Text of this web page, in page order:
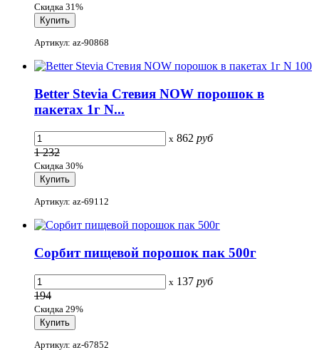
Скидка 31%
Артикул: az-90868
Better Stevia Стевия NOW порошок в
пакетах 1г N...
x 862 руб
1 232
Скидка 30%
Артикул: az-69112
Сорбит пищевой порошок пак 500г
x 137 руб
194
Скидка 29%
Артикул: az-67852